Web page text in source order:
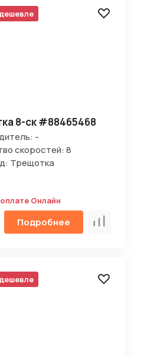
8-ск #88465468
-
скоростей: 8
Трещотка
Онлайн
Подробнее Сравнить